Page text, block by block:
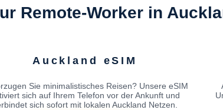
Remote-Worker in
Auckland eSIM
Sie minimalistisches Reisen? Unsere eSIM
sich auf Ihrem Telefon vor der Ankunft und
sich sofort mit lokalen Auckland Netzen.